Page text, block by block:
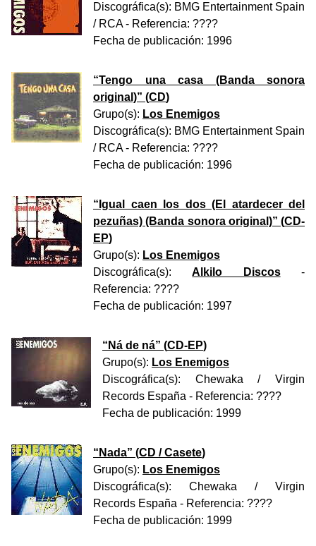
Discográfica(s): BMG Entertainment Spain
/ RCA- Referencia: ????
Fecha de publicación: 1996
“Tengo una casa (Banda sonora
original)” (CD)
Grupo(s): Los Enemigos
Discográfica(s): BMG Entertainment Spain
/ RCA- Referencia: ????
Fecha de publicación: 1996
“ Igual caen los dos (El atardecer del
pezuñas) (Banda sonora original)” (CD-
EP)
Grupo(s): Los Enemigos
Discográfica(s):Alkilo Discos-
Referencia: ????
Fecha de publicación: 1997
“ Ná de ná” (CD-EP)
Grupo(s): Los Enemigos
Discográfica(s): Chewaka / Virgin
Records España - Referencia: ????
Fecha de publicación: 1999
“ Nada” (CD / Casete)
Grupo(s): Los Enemigos
Discográfica(s): Chewaka / Virgin
Records España - Referencia: ????
Fecha de publicación: 1999